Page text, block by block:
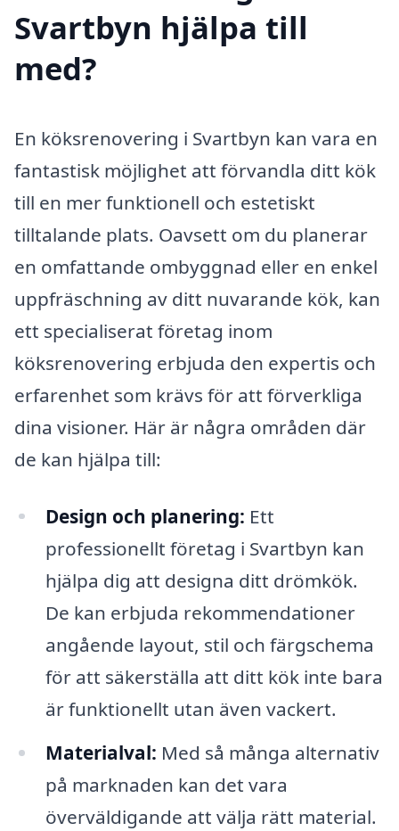
Svartbyn hjälpa till
med?
En köksrenovering i Svartbyn kan vara en
fantastisk möjlighet att förvandla ditt kök
till en mer funktionell och estetiskt
tilltalande plats. Oavsett om du planerar
en omfattande ombyggnad eller en enkel
uppfräschning av ditt nuvarande kök, kan
ett specialiserat företag inom
köksrenovering erbjuda den expertis och
erfarenhet som krävs för att förverkliga
dina visioner. Här är några områden där
de kan hjälpa till:
Design och planering: Ett
professionellt företag i Svartbyn kan
hjälpa dig att designa ditt drömkök.
De kan erbjuda rekommendationer
angående layout, stil och färgschema
för att säkerställa att ditt kök inte bara
är funktionellt utan även vackert.
Materialval: Med så många alternativ
på marknaden kan det vara
överväldigande att välja rätt material.